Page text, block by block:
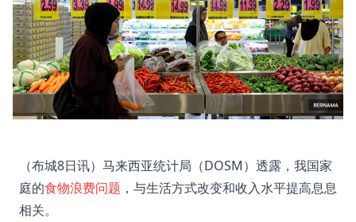
（布城8日讯）马来西亚统计局（DOSM）透露，我国家
庭的食物浪费问题 ，与生活方式改变和收入水平提高息息
相关。